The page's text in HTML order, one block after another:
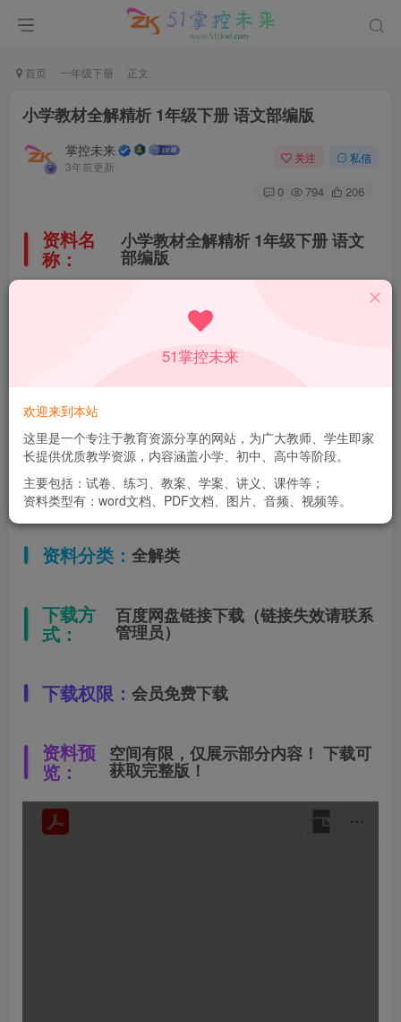
首页 一年级下册 正文
小学教材全解精析 1年级下册 语文部编版
掌控未来
3年前更新
关注 私信
0 794 206
资料名
称：
小学教材全解精析 1年级下册 语文
部编版
适用年级：一年级下册
文件类型：高清PDF
资料分类： 全解类
下载方
式：
百度网盘链接下载（链接失效请联系
管理员）
下载权限： 会员免费下载
资料预
览：
空间有限，仅展示部分内容！ 下载可
获取完整版！
51掌控未来
欢迎来到本站
这里是一个专注于教育资源分享的网站，为广大教师、学生即家
长提供优质教学资源，内容涵盖小学、初中、高中等阶段。
主要包括：试卷、练习、教案、学案、讲义、课件等；
资料类型有：word文档、PDF文档、图片、音频、视频等。